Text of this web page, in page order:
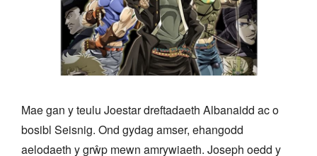
Mae gan y teulu Joestar dreftadaeth Albanaidd ac o
bosibl Seisnig. Ond gydag amser, ehangodd
aelodaeth y grŵp mewn amrywiaeth. Joseph oedd y